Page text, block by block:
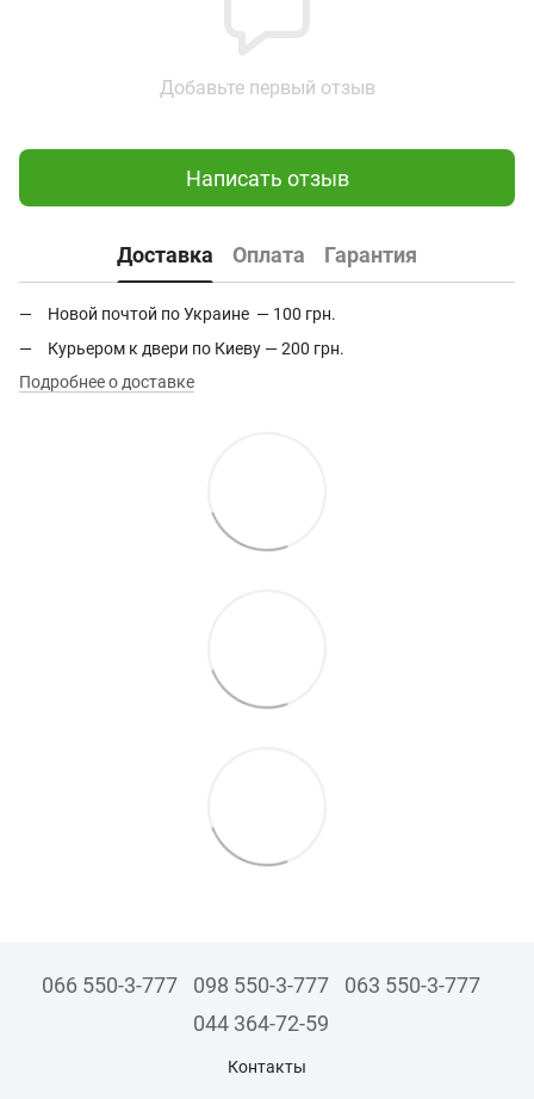
Добавьте первый отзыв
Написать отзыв
Доставка Оплата Гарантия
Новой почтой по Украине — 100 грн.
Курьером к двери по Киеву — 200 грн.
Подробнее о доставке
066 550-3-777 098 550-3-777
063 550-3-777
044 364-72-59
Контакты